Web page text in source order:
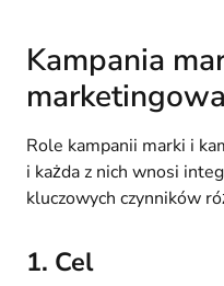
Kampania
marketingowa
Role kampanii marki i
i każda z nich wnosi
kluczowych czynników
1. Cel